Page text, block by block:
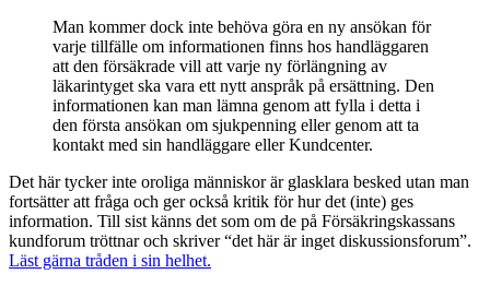
Man kommer dock inte behöva göra en ny ansökan för
varje tillfälle om informationen finns hos handläggaren
att den försäkrade vill att varje ny förlängning av
läkarintyget ska vara ett nytt anspråk på ersättning. Den
informationen kan man lämna genom att fylla i detta i
den första ansökan om sjukpenning eller genom att ta
kontakt med sin handläggare eller Kundcenter.
Det här tycker inte oroliga människor är glasklara besked utan man
fortsätter att fråga och ger också kritik för hur det (inte) ges
information. Till sist känns det som om de på Försäkringskassans
kundforum tröttnar och skriver “det här är inget diskussionsforum”.
Läst gärna tråden i sin helhet.